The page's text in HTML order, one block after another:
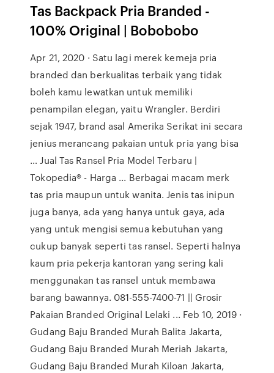
Tas Backpack Pria Branded -
100% Original | Bobobobo
Apr 21, 2020 · Satu lagi merek kemeja pria
branded dan berkualitas terbaik yang tidak
boleh kamu lewatkan untuk memiliki
penampilan elegan, yaitu Wrangler. Berdiri
sejak 1947, brand asal Amerika Serikat ini secara
jenius merancang pakaian untuk pria yang bisa
… Jual Tas Ransel Pria Model Terbaru |
Tokopedia® - Harga ... Berbagai macam merk
tas pria maupun untuk wanita. Jenis tas inipun
juga banya, ada yang hanya untuk gaya, ada
yang untuk mengisi semua kebutuhan yang
cukup banyak seperti tas ransel. Seperti halnya
kaum pria pekerja kantoran yang sering kali
menggunakan tas ransel untuk membawa
barang bawannya. 081-555-7400-71 || Grosir
Pakaian Branded Original Lelaki ... Feb 10, 2019 ·
Gudang Baju Branded Murah Balita Jakarta,
Gudang Baju Branded Murah Meriah Jakarta,
Gudang Baju Branded Murah Kiloan Jakarta,